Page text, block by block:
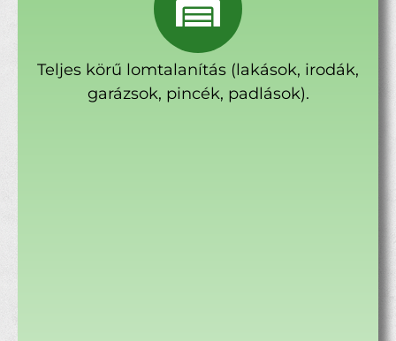
Teljes körű lomtalanítás (lakások, irodák,
garázsok, pincék, padlások).